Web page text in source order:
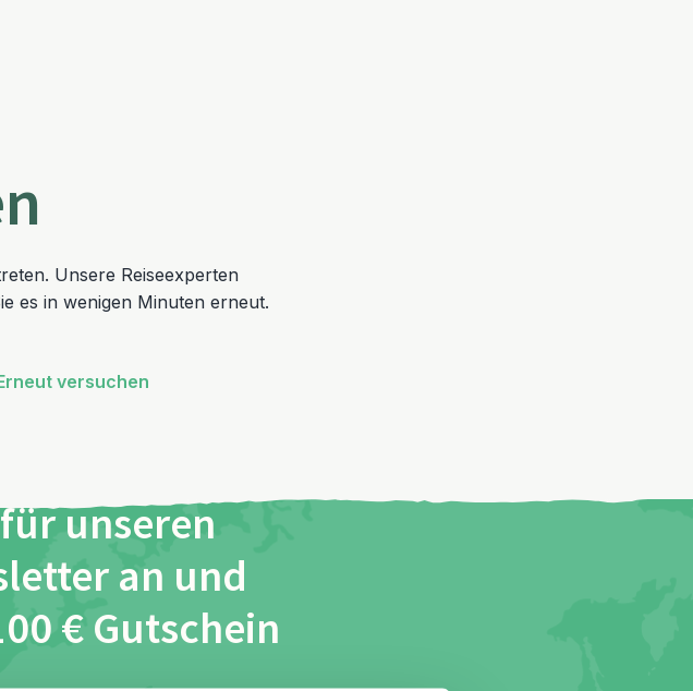
Unsere Reiseexperten
es in wenigen Minuten erneut.
versuchen
unseren
an und
€ Gutschein